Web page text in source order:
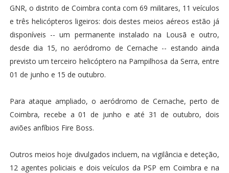
GNR, o distrito de Coimbra conta com 69 militares, 11 veículos
e três helicópteros ligeiros: dois destes meios aéreos estão já
disponíveis -- um permanente instalado na Lousã e outro,
desde dia 15, no aeródromo de Cernache -- estando ainda
previsto um terceiro helicóptero na Pampilhosa da Serra, entre
01 de junho e 15 de outubro.
Para ataque ampliado, o aeródromo de Cernache, perto de
Coimbra, recebe a 01 de junho e até 31 de outubro, dois
aviões anfíbios Fire Boss.
Outros meios hoje divulgados incluem, na vigilância e deteção,
12 agentes policiais e dois veículos da PSP em Coimbra e na